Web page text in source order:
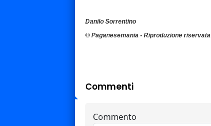
Danilo Sorrentino
© Paganesemania - Riproduzione riservata
Commenti